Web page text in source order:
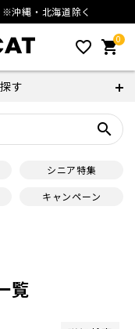
※沖縄・北海道除く
favorite_outline 0
shopping_cart
す
search
シニア特集
キャンペーン
覧
ン
ク